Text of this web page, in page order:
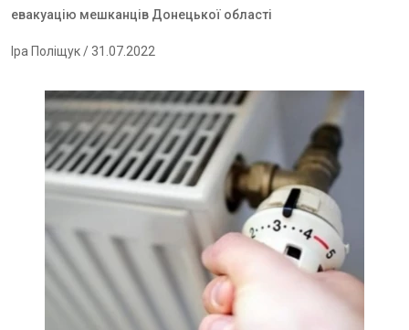
евакуацію мешканців Донецької області
Іра Поліщук/ 31.07.2022